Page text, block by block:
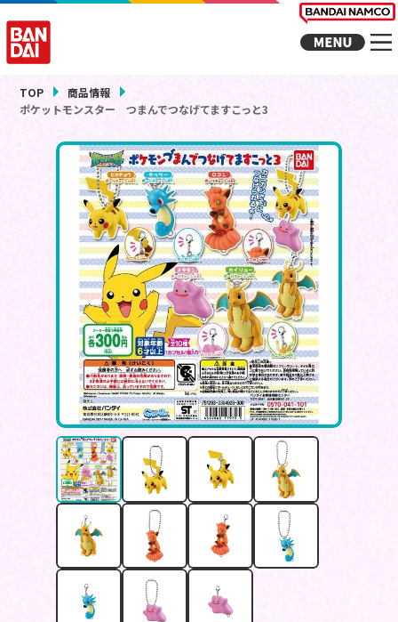
TOP
商品情報
ポケットモンスター つまんでつなげてますこっと3